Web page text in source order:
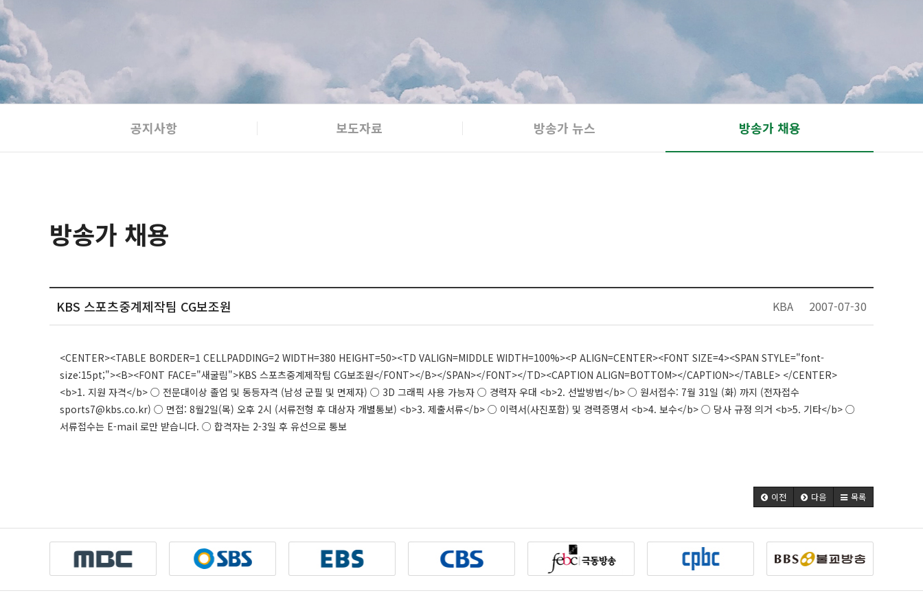
공지사항 보도자료 방송가 뉴스 방송가 채용
방송가 채용
KBS 스포츠중계제작팀 CG보조원 KBA 2007-07-30
<CENTER><TABLE BORDER=1 CELLPADDING=2 WIDTH=380 HEIGHT=50><TD VALIGN=MIDDLE WIDTH=100%><P ALIGN=CENTER><FONT SIZE=4><SPAN STYLE="font-
size:15pt;"><B><FONT FACE="새굴림">KBS 스포츠중계제작팀 CG보조원</FONT></B></SPAN></FONT></TD><CAPTION ALIGN=BOTTOM></CAPTION></TABLE> </CENTER>
<b>1. 지원 자격</b> ○ 전문대이상 졸업 및 동등자격 (남성 군필 및 면제자) ○ 3D 그래픽 사용 가능자 ○ 경력자 우대 <b>2. 선발방법</b> ○ 원서접수: 7월 31일 (화) 까지 (전자접수
sports7@kbs.co.kr) ○ 면접: 8월2일(목) 오후 2시 (서류전형 후 대상자 개별통보) <b>3. 제출서류</b> ○ 이력서(사진포함) 및 경력증명서 <b>4. 보수</b> ○ 당사 규정 의거 <b>5. 기타</b> ○
서류접수는 E-mail 로만 받습니다. ○ 합격자는 2-3일 후 유선으로 통보
이전 다음 목록